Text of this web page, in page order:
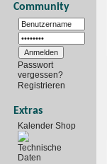
Community
Passwort
vergessen?
Registrieren
Extras
Kalender Shop
Technische
Daten